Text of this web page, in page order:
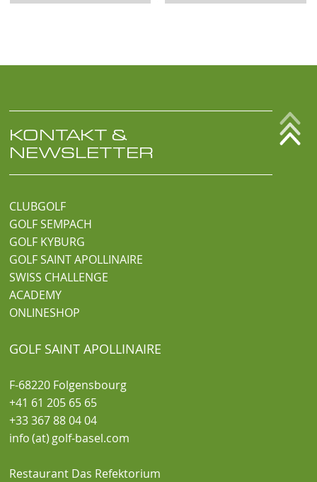
KONTAKT &
NEWSLETTER
CLUBGOLF
GOLF SEMPACH
GOLF KYBURG
GOLF SAINT APOLLINAIRE
SWISS CHALLENGE
ACADEMY
ONLINESHOP
GOLF SAINT APOLLINAIRE
F-68220 Folgensbourg
+41 61 205 65 65
+33 367 88 04 04
info (at) golf-basel.com
Restaurant Das Refektorium